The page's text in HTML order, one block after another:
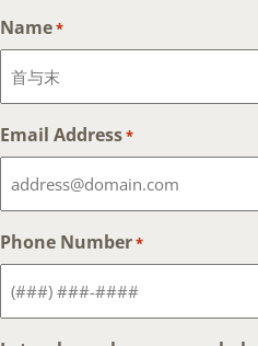
Name*
Email Address*
Phone Number*